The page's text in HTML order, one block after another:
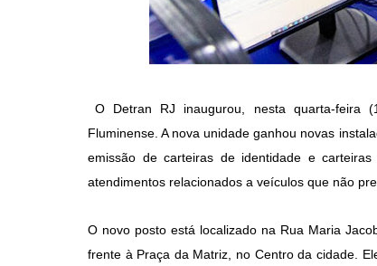
O Detran RJ inaugurou, nesta quarta-feira
Fluminense. A nova unidade ganhou novas
emissão de carteiras de identidade e
atendimentos relacionados a veículos que não
O novo posto está localizado na Rua Maria
frente à Praça da Matriz, no Centro da cidade.